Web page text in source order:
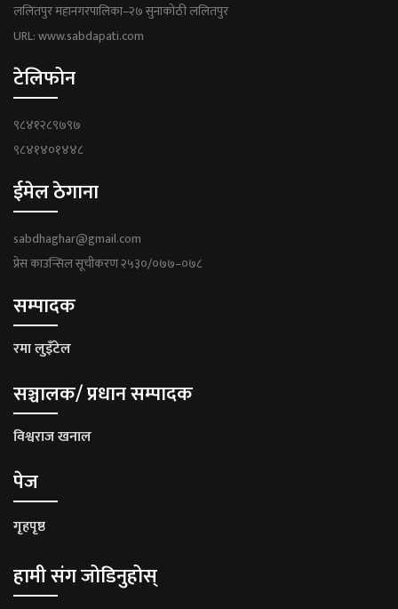
ललितपुर महानगरपालिका–२७ सुनाकोठी ललितपुर
URL: www.sabdapati.com
टेलिफोन
९८४१२८९७९७
९८४१४०१४४८
ईमेल ठेगाना
sabdhaghar@gmail.com
प्रेस काउन्सिल सूचीकरण २५३०/०७७–०७८
सम्पादक
रमा लुइँटेल
सञ्चालक/ प्रधान सम्पादक
विश्वराज खनाल
पेज
गृहपृष्ठ
हामी संग जोडिनुहोस्